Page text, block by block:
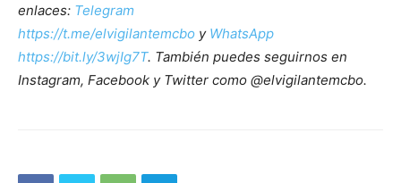
enlaces: Telegram
https://t.me/elvigilantemcbo y WhatsApp
https://bit.ly/3wjIg7T. También puedes seguirnos en
Instagram, Facebook y Twitter como @elvigilantemcbo.